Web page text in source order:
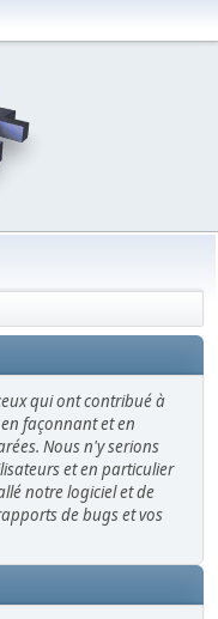
qui ont contribué à
façonnant et en
Nous n'y serions
et en particulier
notre logiciel et de
de bugs et vos